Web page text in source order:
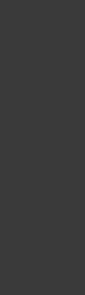
عمل التعقيم
تم وضع خطة
أشارت
إلى
المليون،
وضع خطة
مع
من السيطرة
الجماعي،